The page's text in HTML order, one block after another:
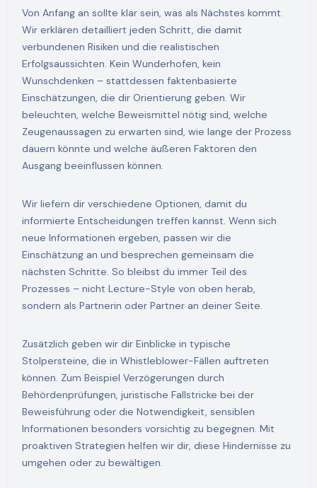
Von Anfang an sollte klar sein, was als Nächstes kommt.
Wir erklären detailliert jeden Schritt, die damit
verbundenen Risiken und die realistischen
Erfolgsaussichten. Kein Wunderhofen, kein
Wunschdenken – stattdessen faktenbasierte
Einschätzungen, die dir Orientierung geben. Wir
beleuchten, welche Beweismittel nötig sind, welche
Zeugenaussagen zu erwarten sind, wie lange der Prozess
dauern könnte und welche äußeren Faktoren den
Ausgang beeinflussen können.
Wir liefern dir verschiedene Optionen, damit du
informierte Entscheidungen treffen kannst. Wenn sich
neue Informationen ergeben, passen wir die
Einschätzung an und besprechen gemeinsam die
nächsten Schritte. So bleibst du immer Teil des
Prozesses – nicht Lecture-Style von oben herab,
sondern als Partnerin oder Partner an deiner Seite.
Zusätzlich geben wir dir Einblicke in typische
Stolpersteine, die in Whistleblower-Fällen auftreten
können. Zum Beispiel Verzögerungen durch
Behördenprüfungen, juristische Fallstricke bei der
Beweisführung oder die Notwendigkeit, sensiblen
Informationen besonders vorsichtig zu begegnen. Mit
proaktiven Strategien helfen wir dir, diese Hindernisse zu
umgehen oder zu bewältigen.